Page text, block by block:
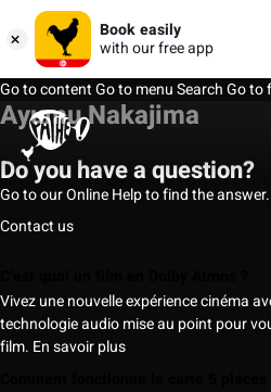
Book easily
with our free app
Go to contentGo to menuSearchGo to
Ayumu Nakajima
Do you have a question?
Go to our Online Help to find the answer.
Contact us
Vivez une nouvelle expérience cinéma
technologie audio mise au point pour
film. En savoir plus